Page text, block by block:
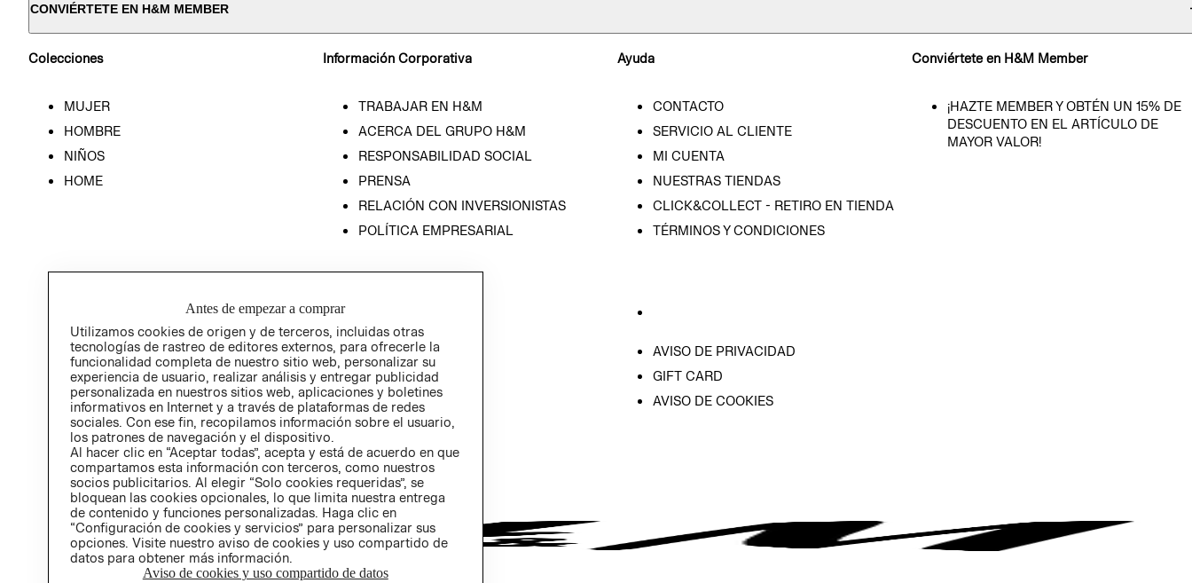
CONVIÉRTETE EN H&M MEMBER
Colecciones
MUJER
HOMBRE
NIÑOS
HOME
Información Corporativa
TRABAJAR EN H&M
ACERCA DEL GRUPO H&M
RESPONSABILIDAD SOCIAL
PRENSA
RELACIÓN CON INVERSIONISTAS
POLÍTICA EMPRESARIAL
Ayuda
CONTACTO
SERVICIO AL CLIENTE
MI CUENTA
NUESTRAS TIENDAS
CLICK&COLLECT - RETIRO EN TIENDA
TÉRMINOS Y CONDICIONES
AVISO DE PRIVACIDAD
GIFT CARD
AVISO DE COOKIES
Conviértete en H&M Member
¡HAZTE MEMBER Y OBTÉN UN 15% DE
DESCUENTO EN EL ARTÍCULO DE
MAYOR VALOR!
Antes de empezar a comprar
Utilizamos cookies de origen y de terceros, incluidas otras
tecnologías de rastreo de editores externos, para ofrecerle la
funcionalidad completa de nuestro sitio web, personalizar su
experiencia de usuario, realizar análisis y entregar publicidad
personalizada en nuestros sitios web, aplicaciones y boletines
informativos en Internet y a través de plataformas de redes
sociales. Con ese fin, recopilamos información sobre el usuario,
los patrones de navegación y el dispositivo.
Al hacer clic en “Aceptar todas”, acepta y está de acuerdo en que
compartamos esta información con terceros, como nuestros
socios publicitarios. Al elegir “Solo cookies requeridas”, se
bloquean las cookies opcionales, lo que limita nuestra entrega
de contenido y funciones personalizadas. Haga clic en
“Configuración de cookies y servicios” para personalizar sus
opciones. Visite nuestro aviso de cookies y uso compartido de
datos para obtener más información.
Aviso de cookies y uso compartido de datos